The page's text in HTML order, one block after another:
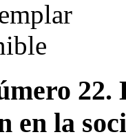
22.
en la